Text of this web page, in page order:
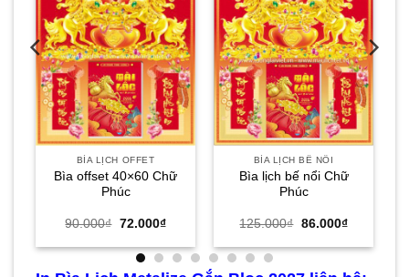
BÌA LỊCH OFFET
Bìa offset 40×60 Chữ
Phúc
90.000₫ Giá
là:
90.000₫.
72.000₫Giá
tại
là:
72.000₫.
BÌA LỊCH BẾ NỔI
Bìa lịch bế nổi Chữ
Phúc
125.000₫ Giá
là:
86.000₫Giá
tại
86.000₫.